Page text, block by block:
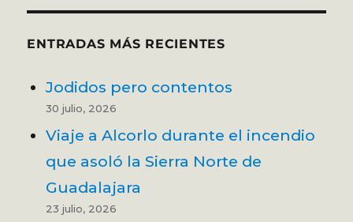
ENTRADAS MÁS RECIENTES
Jodidos pero contentos
30 julio, 2026
Viaje a Alcorlo durante el incendio
que asoló la Sierra Norte de
Guadalajara
23 julio, 2026